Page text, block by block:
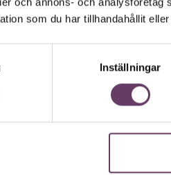
som du har tillhandahållit
Inställningar